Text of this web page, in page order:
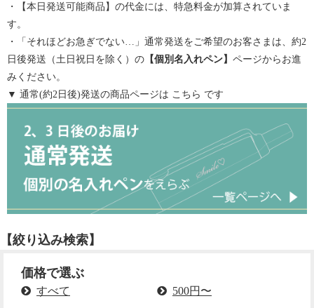
・【本日発送可能商品 】の代金には、特急料金が加算されていま
す。
・「それほどお急ぎでない…」通常発送をご希望のお客さまは、約2
日後発送（土日祝日を除く）の 【個別名入れペン】 ページからお進
みください。
▼ 通常(約2日後)発送の商品ページは こちら です
【絞り込み検索】
価格で選ぶ
すべて
500円〜